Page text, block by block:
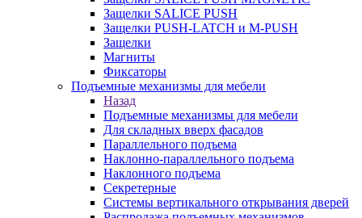
Защелки SALICE PUSH
Защелки PUSH-LATCH и M-PUSH
Защелки
Магниты
Фиксаторы
Подъемные механизмы для мебели
Назад
Подъемные механизмы для мебели
Для складных вверх фасадов
Параллельного подъема
Наклонно-параллельного подъема
Наклонного подъема
Секретерные
Системы вертикального открывания дверей